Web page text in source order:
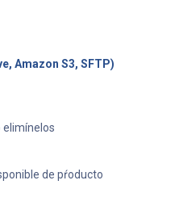
Amazon S3, SFTP)
elimínelos
de pŕoducto